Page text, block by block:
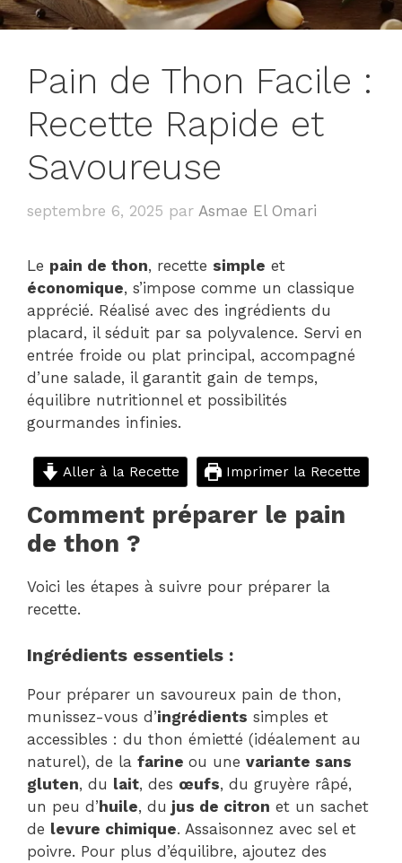
Pain de Thon Facile :
Recette Rapide et
Savoureuse
septembre 6, 2025 par Asmae El Omari
Le pain de thon, recette simple et
économique, s’impose comme un classique
apprécié. Réalisé avec des ingrédients du
placard, il séduit par sa polyvalence. Servi en
entrée froide ou plat principal, accompagné
d’une salade, il garantit gain de temps,
équilibre nutritionnel et possibilités
gourmandes infinies.
Aller à la Recette Imprimer la Recette
Comment préparer le pain
de thon ?
Voici les étapes à suivre pour préparer la
recette.
Ingrédients essentiels :
Pour préparer un savoureux pain de thon,
munissez-vous d’ingrédients simples et
accessibles : du thon émietté (idéalement au
naturel), de la farine ou une variante sans
gluten, du lait, des œufs, du gruyère râpé,
un peu d’huile, du jus de citron et un sachet
de levure chimique. Assaisonnez avec sel et
poivre. Pour plus d’équilibre, ajoutez des